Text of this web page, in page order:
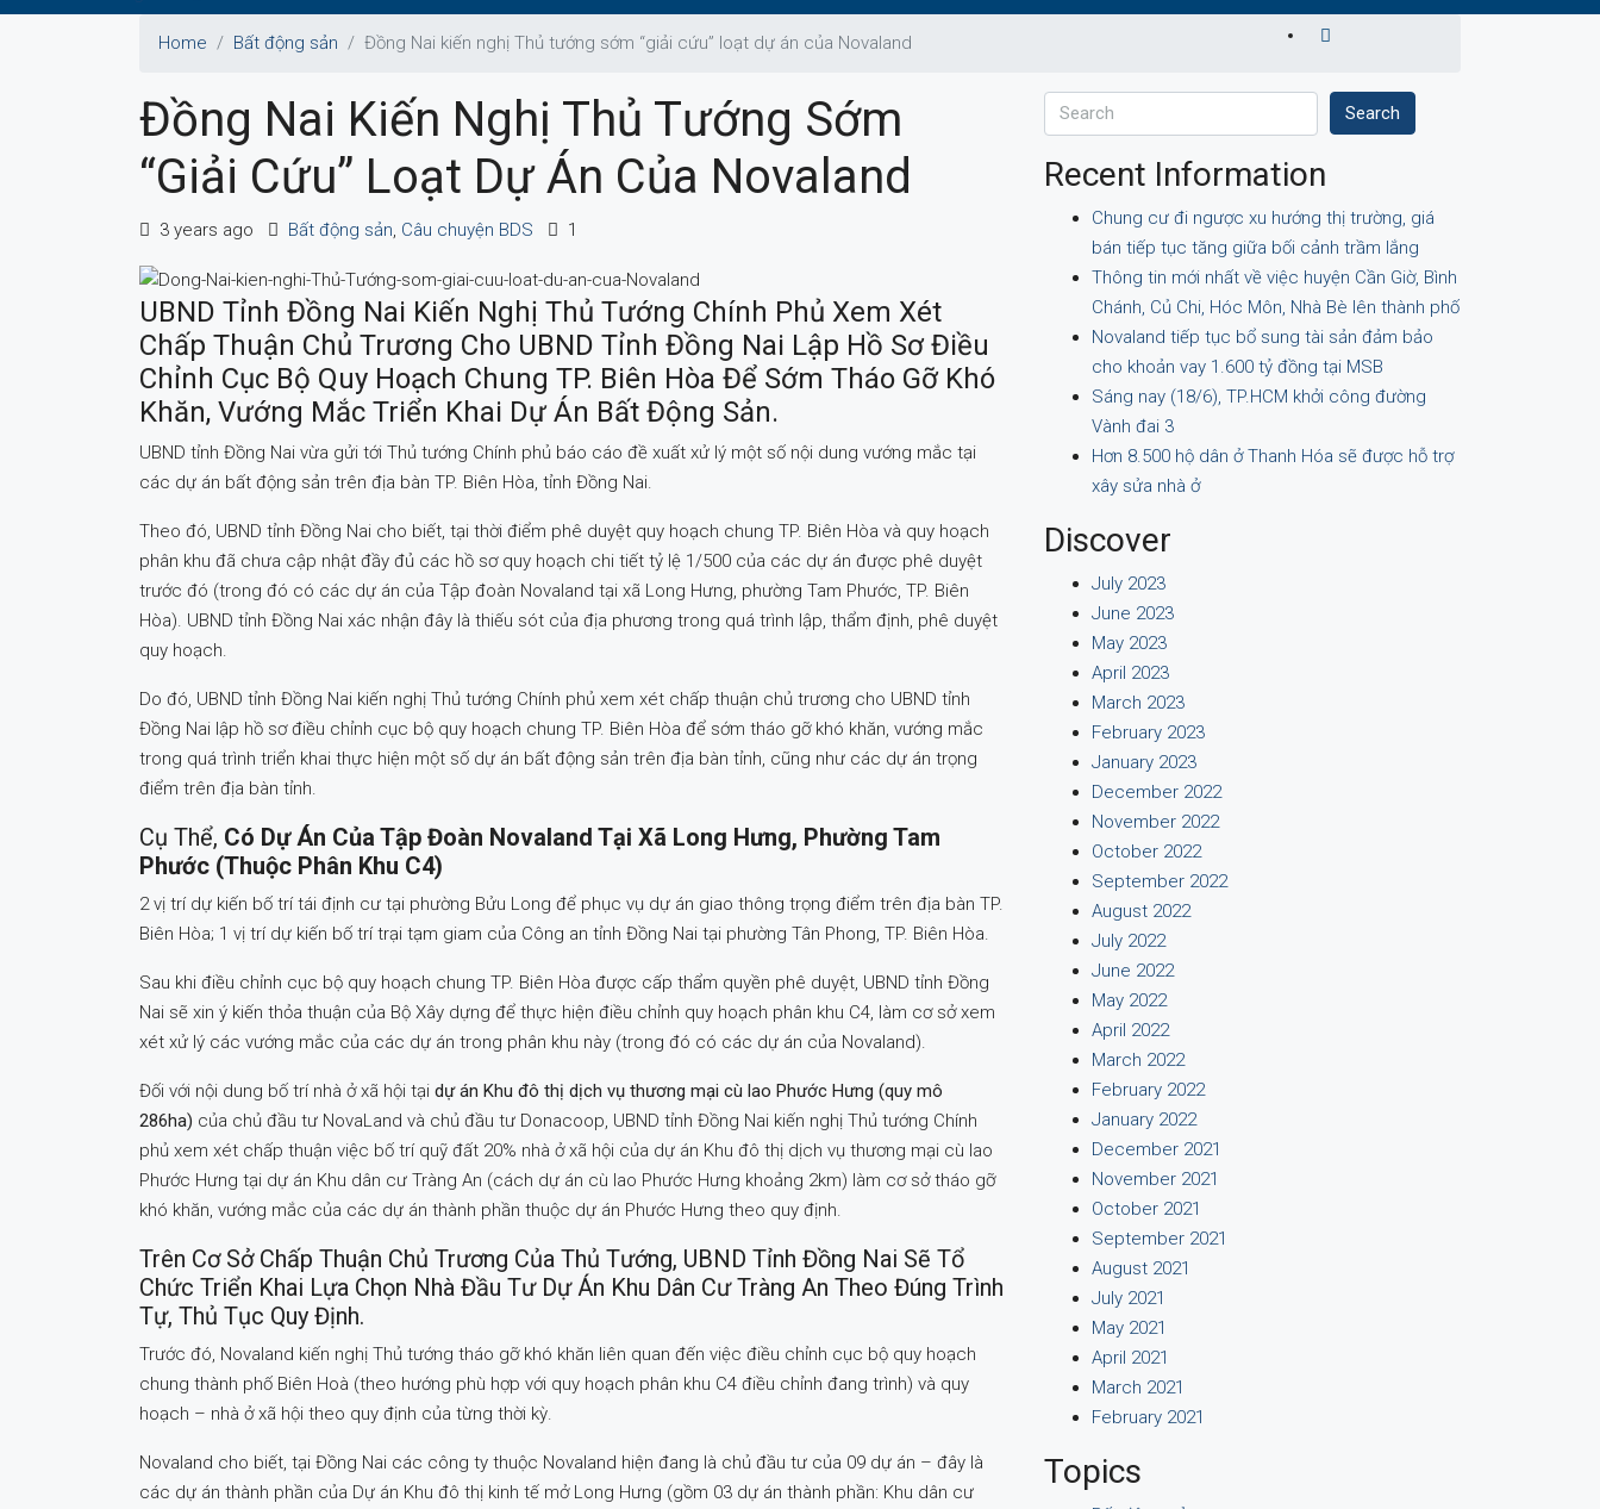
Home Bất động sản Đồng Nai kiến nghị Thủ tướng sớm “giải cứu” loạt dự án của Novaland
Đồng Nai Kiến Nghị Thủ Tướng Sớm
“giải Cứu” Loạt Dự Án Của Novaland
3 years ago Bất động sản, Câu chuyện BDS 1
UBND Tỉnh Đồng Nai Kiến Nghị Thủ Tướng Chính Phủ Xem Xét
Chấp Thuận Chủ Trương Cho UBND Tỉnh Đồng Nai Lập Hồ Sơ Điều
Chỉnh Cục Bộ Quy Hoạch Chung TP. Biên Hòa Để Sớm Tháo Gỡ Khó
Khăn, Vướng Mắc Triển Khai Dự Án Bất Động Sản.
UBND tỉnh Đồng Nai vừa gửi tới Thủ tướng Chính phủ báo cáo đề xuất xử lý một số nội dung vướng mắc tại
các dự án bất động sản trên địa bàn TP. Biên Hòa, tỉnh Đồng Nai.
Theo đó, UBND tỉnh Đồng Nai cho biết, tại thời điểm phê duyệt quy hoạch chung TP. Biên Hòa và quy hoạch
phân khu đã chưa cập nhật đầy đủ các hồ sơ quy hoạch chi tiết tỷ lệ 1/500 của các dự án được phê duyệt
trước đó (trong đó có các dự án của Tập đoàn Novaland tại xã Long Hưng, phường Tam Phước, TP. Biên
Hòa). UBND tỉnh Đồng Nai xác nhận đây là thiếu sót của địa phương trong quá trình lập, thẩm định, phê duyệt
quy hoạch.
Do đó, UBND tỉnh Đồng Nai kiến nghị Thủ tướng Chính phủ xem xét chấp thuận chủ trương cho UBND tỉnh
Đồng Nai lập hồ sơ điều chỉnh cục bộ quy hoạch chung TP. Biên Hòa để sớm tháo gỡ khó khăn, vướng mắc
trong quá trình triển khai thực hiện một số dự án bất động sản trên địa bàn tỉnh, cũng như các dự án trọng
điểm trên địa bàn tỉnh.
Cụ Thể, Có Dự Án Của Tập Đoàn Novaland Tại Xã Long Hưng, Phường Tam
Phước (thuộc Phân Khu C4)
2 vị trí dự kiến bố trí tái định cư tại phường Bửu Long để phục vụ dự án giao thông trọng điểm trên địa bàn TP.
Biên Hòa; 1 vị trí dự kiến bố trí trại tạm giam của Công an tỉnh Đồng Nai tại phường Tân Phong, TP. Biên Hòa.
Sau khi điều chỉnh cục bộ quy hoạch chung TP. Biên Hòa được cấp thẩm quyền phê duyệt, UBND tỉnh Đồng
Nai sẽ xin ý kiến thỏa thuận của Bộ Xây dựng để thực hiện điều chỉnh quy hoạch phân khu C4, làm cơ sở xem
xét xử lý các vướng mắc của các dự án trong phân khu này (trong đó có các dự án của Novaland).
Đối với nội dung bố trí nhà ở xã hội tại dự án Khu đô thị dịch vụ thương mại cù lao Phước Hưng (quy mô
286ha) của chủ đầu tư NovaLand và chủ đầu tư Donacoop, UBND tỉnh Đồng Nai kiến nghị Thủ tướng Chính
phủ xem xét chấp thuận việc bố trí quỹ đất 20% nhà ở xã hội của dự án Khu đô thị dịch vụ thương mại cù lao
Phước Hưng tại dự án Khu dân cư Tràng An (cách dự án cù lao Phước Hưng khoảng 2km) làm cơ sở tháo gỡ
khó khăn, vướng mắc của các dự án thành phần thuộc dự án Phước Hưng theo quy định.
Trên Cơ Sở Chấp Thuận Chủ Trương Của Thủ Tướng, UBND Tỉnh Đồng Nai Sẽ Tổ
Chức Triển Khai Lựa Chọn Nhà Đầu Tư Dự Án Khu Dân Cư Tràng An Theo Đúng Trình
Tự, Thủ Tục Quy Định.
Trước đó, Novaland kiến nghị Thủ tướng tháo gỡ khó khăn liên quan đến việc điều chỉnh cục bộ quy hoạch
chung thành phố Biên Hoà (theo hướng phù hợp với quy hoạch phân khu C4 điều chỉnh đang trình) và quy
hoạch – nhà ở xã hội theo quy định của từng thời kỳ.
Novaland cho biết, tại Đồng Nai các công ty thuộc Novaland hiện đang là chủ đầu tư của 09 dự án – đây là
các dự án thành phần của Dự án Khu đô thị kinh tế mở Long Hưng (gồm 03 dự án thành phần: Khu dân cư
Search
Recent Information
Chung cư đi ngược xu hướng thị trường, giá
bán tiếp tục tăng giữa bối cảnh trầm lắng
Thông tin mới nhất về việc huyện Cần Giờ, Bình
Chánh, Củ Chi, Hóc Môn, Nhà Bè lên thành phố
Novaland tiếp tục bổ sung tài sản đảm bảo
cho khoản vay 1.600 tỷ đồng tại MSB
Sáng nay (18/6), TP.HCM khởi công đường
Vành đai 3
Hơn 8.500 hộ dân ở Thanh Hóa sẽ được hỗ trợ
xây sửa nhà ở
Discover
July 2023
June 2023
May 2023
April 2023
March 2023
February 2023
January 2023
December 2022
November 2022
October 2022
September 2022
August 2022
July 2022
June 2022
May 2022
April 2022
March 2022
February 2022
January 2022
December 2021
November 2021
October 2021
September 2021
August 2021
July 2021
May 2021
April 2021
March 2021
February 2021
Topics